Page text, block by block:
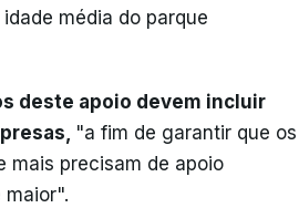
média do parque
deste apoio devem incluir
"a fim de garantir que os
mais precisam de apoio